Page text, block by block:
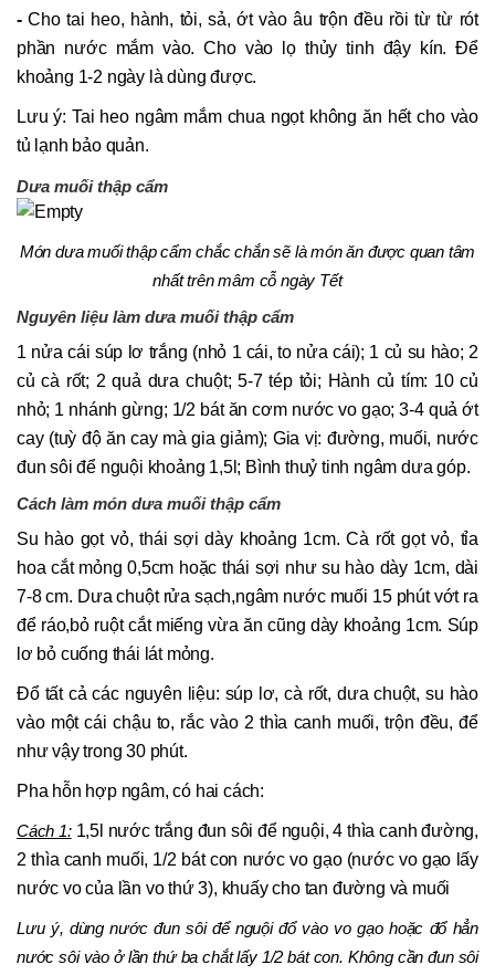
-Cho tai heo, hành, tỏi, sả, ớt vào âu trộn đều rồi từ từ rót
phần nước mắm vào. Cho vào lọ thủy tinh đậy kín. Để
khoảng 1-2 ngày là dùng được.
Lưu ý: Tai heo ngâm mắm chua ngọt không ăn hết cho vào
tủ lạnh bảo quản.
Dưa muối thập cẩm
Món dưa muối thập cẩm chắc chắn sẽ là món ăn được quan tâm
nhất trên mâm cỗ ngày Tết
Nguyên liệu làm dưa muối thập cẩm
1 nửa cái súp lơ trắng (nhỏ 1 cái, to nửa cái); 1 củ su hào; 2
củ cà rốt; 2 quả dưa chuột; 5-7 tép tỏi; Hành củ tím: 10 củ
nhỏ; 1 nhánh gừng; 1/2 bát ăn cơm nước vo gạo; 3-4 quả ớt
cay (tuỳ độ ăn cay mà gia giảm); Gia vị: đường, muối, nước
đun sôi để nguội khoảng 1,5l; Bình thuỷ tinh ngâm dưa góp.
Cách làm món dưa muối thập cẩm
Su hào gọt vỏ, thái sợi dày khoảng 1cm. Cà rốt gọt vỏ, tỉa
hoa cắt mỏng 0,5cm hoặc thái sợi như su hào dày 1cm, dài
7-8 cm. Dưa chuột rửa sạch,ngâm nước muối 15 phút vớt ra
để ráo,bỏ ruột cắt miếng vừa ăn cũng dày khoảng 1cm. Súp
lơ bỏ cuống thái lát mỏng.
Đổ tất cả các nguyên liệu: súp lơ, cà rốt, dưa chuột, su hào
vào một cái chậu to, rắc vào 2 thìa canh muối, trộn đều, để
như vậy trong 30 phút.
Pha hỗn hợp ngâm, có hai cách:
Cách 1:1,5l nước trắng đun sôi để nguội, 4 thìa canh đường,
2 thìa canh muối, 1/2 bát con nước vo gạo (nước vo gạo lấy
nước vo của lần vo thứ 3), khuấy cho tan đường và muối
Lưu ý, dùng nước đun sôi để nguội đổ vào vo gạo hoặc đổ hẳn
nước sôi vào ở lần thứ ba chắt lấy 1/2 bát con. Không cần đun sôi